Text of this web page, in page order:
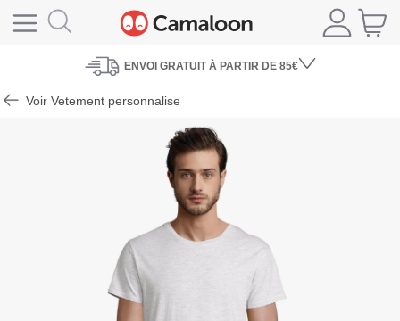
ENVOI GRATUIT À PARTIR DE 85€
Voir Vetement personnalise